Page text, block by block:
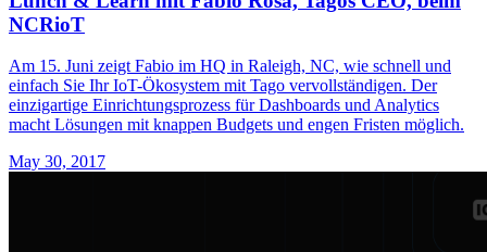
NCRioT
Am 15. Juni zeigt Fabio im HQ in Raleigh, NC, wie schnell und
einfach Sie Ihr IoT-Ökosystem mit Tago vervollständigen. Der
einzigartige Einrichtungsprozess für Dashboards und Analytics
macht Lösungen mit knappen Budgets und engen Fristen möglich.
May 30, 2017